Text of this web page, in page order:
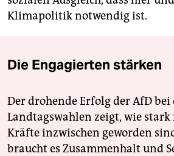
Klimapolitik notwendig ist.
Die Engagierten stärken
Der drohende Erfolg der AfD
Landtagswahlen zeigt, wie
Kräfte inzwischen geworden
braucht es Zusammenhalt und